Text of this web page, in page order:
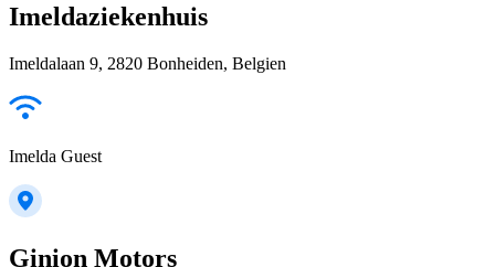
Imeldaziekenhuis
Imeldalaan 9, 2820 Bonheiden, Belgien
Imelda Guest
Ginion Motors